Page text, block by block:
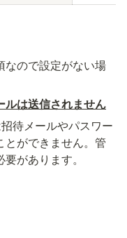
なので設定がない場
ルは送信されません
待メールやパスワー
とができません。管
があります。